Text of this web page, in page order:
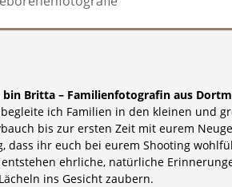
bin Britta – Familienfotografin aus
begleite ich Familien in den kleinen und
bis zur ersten Zeit mit eurem
dass ihr euch bei eurem Shooting
entstehen ehrliche, natürliche
ins Gesicht zaubern.